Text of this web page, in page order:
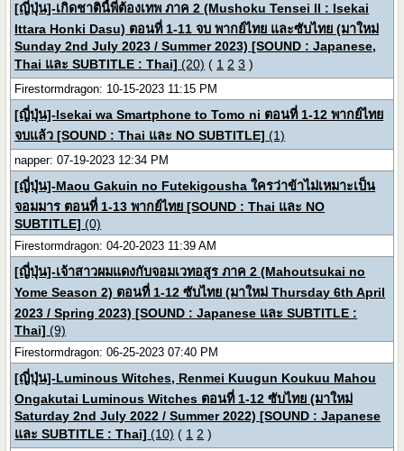
[ญี่ปุ่น]-เกิดชาตินี้พี่ต้องเทพ ภาค 2 (Mushoku Tensei II : Isekai
Ittara Honki Dasu) ตอนที่ 1-11 จบ พากย์ไทย และซับไทย (มาใหม่
Sunday 2nd July 2023 / Summer 2023) [SOUND : Japanese,
Thai และ SUBTITLE : Thai] (20) ( 1 2 3 )
Firestormdragon: 10-15-2023 11:15 PM
[ญี่ปุ่น]-Isekai wa Smartphone to Tomo ni ตอนที่ 1-12 พากย์ไทย
จบแล้ว [SOUND : Thai และ NO SUBTITLE] (1)
napper: 07-19-2023 12:34 PM
[ญี่ปุ่น]-Maou Gakuin no Futekigousha ใครว่าข้าไม่เหมาะเป็น
จอมมาร ตอนที่ 1-13 พากย์ไทย [SOUND : Thai และ NO
SUBTITLE] (0)
Firestormdragon: 04-20-2023 11:39 AM
[ญี่ปุ่น]-เจ้าสาวผมแดงกับจอมเวทอสูร ภาค 2 (Mahoutsukai no
Yome Season 2) ตอนที่ 1-12 ซับไทย (มาใหม่ Thursday 6th April
2023 / Spring 2023) [SOUND : Japanese และ SUBTITLE :
Thai] (9)
Firestormdragon: 06-25-2023 07:40 PM
[ญี่ปุ่น]-Luminous Witches, Renmei Kuugun Koukuu Mahou
Ongakutai Luminous Witches ตอนที่ 1-12 ซับไทย (มาใหม่
Saturday 2nd July 2022 / Summer 2022) [SOUND : Japanese
และ SUBTITLE : Thai] (10) ( 1 2 )